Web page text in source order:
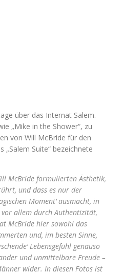
über das Internat Salem.
„Mike in the Shower“, zu
von Will McBride für den
Suite“ bezeichnete
McBride formulierten Ästhetik,
und dass es nur der
Moment‘ ausmacht, in
allem durch Authentizität,
McBride hier sowohl das
und, im besten Sinne,
Lebensgefühl genauso
und unmittelbare Freude –
wider. In diesen Fotos ist